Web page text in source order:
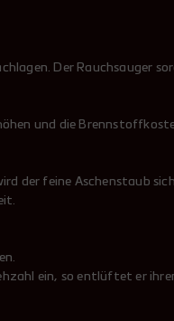
Der
und die
der feine Aschenstaub
ein, so entlüftet er